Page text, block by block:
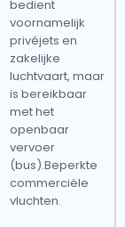
bedient
voornamelijk
privéjets en
zakelijke
luchtvaart, maar
is bereikbaar
met het
openbaar
vervoer
(bus).Beperkte
commerciële
vluchten.